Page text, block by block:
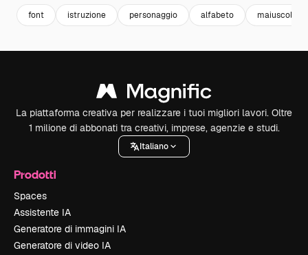
font istruzione personaggio alfabeto maiuscola
La piattaforma creativa per realizzare i tuoi migliori lavori. Oltre
1 milione di abbonati tra creativi, imprese, agenzie e studi.
Italiano
Prodotti
Spaces
Assistente IA
Generatore di immagini IA
Generatore di video IA